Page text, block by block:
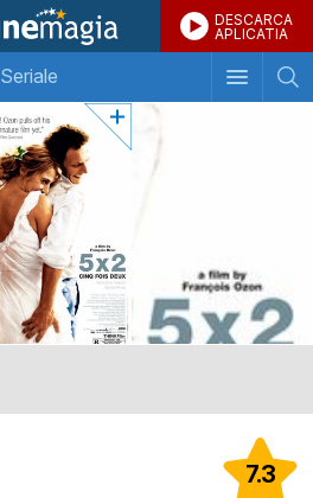
DESCARCA
APLICATIA
Seriale
7.3